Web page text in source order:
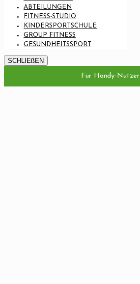
ABTEILUNGEN
FITNESS-STUDIO
KINDERSPORTSCHULE
GROUP FITNESS
GESUNDHEITSSPORT
SCHLIEßEN
Für Handy-Nutzer